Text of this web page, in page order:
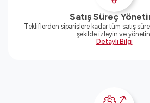
Satış Süreç
Tekliflerden siparişlere kadar tüm satış
şekilde izleyin ve
Detaylı Bilgi